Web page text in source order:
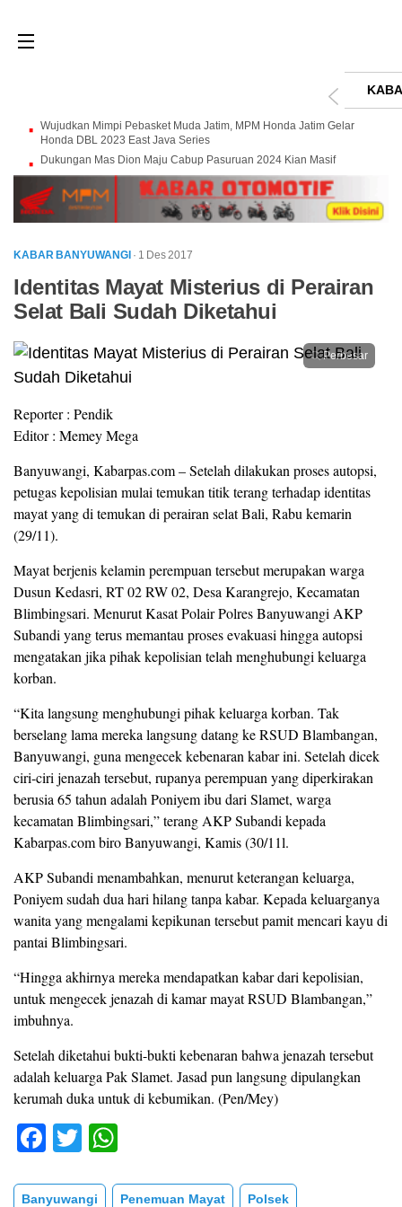
Wujudkan Mimpi Pebasket Muda Jatim, MPM Honda Jatim Gelar
Honda DBL 2023 East Java Series
Dukungan Mas Dion Maju Cabup Pasuruan 2024 Kian Masif
KABAR BANYUWANGI · 1 Des 2017
Identitas Mayat Misterius di Perairan
Selat Bali Sudah Diketahui
Perbesar
Reporter : Pendik
Editor : Memey Mega
Banyuwangi, Kabarpas.com – Setelah dilakukan proses autopsi,
petugas kepolisian mulai temukan titik terang terhadap identitas
mayat yang di temukan di perairan selat Bali, Rabu kemarin
(29/11).
Mayat berjenis kelamin perempuan tersebut merupakan warga
Dusun Kedasri, RT 02 RW 02, Desa Karangrejo, Kecamatan
Blimbingsari. Menurut Kasat Polair Polres Banyuwangi AKP
Subandi yang terus memantau proses evakuasi hingga autopsi
mengatakan jika pihak kepolisian telah menghubungi keluarga
korban.
“Kita langsung menghubungi pihak keluarga korban. Tak
berselang lama mereka langsung datang ke RSUD Blambangan,
Banyuwangi, guna mengecek kebenaran kabar ini. Setelah dicek
ciri-ciri jenazah tersebut, rupanya perempuan yang diperkirakan
berusia 65 tahun adalah Poniyem ibu dari Slamet, warga
kecamatan Blimbingsari,” terang AKP Subandi kepada
Kabarpas.com biro Banyuwangi, Kamis (30/11l.
AKP Subandi menambahkan, menurut keterangan keluarga,
Poniyem sudah dua hari hilang tanpa kabar. Kepada keluarganya
wanita yang mengalami kepikunan tersebut pamit mencari kayu di
pantai Blimbingsari.
“Hingga akhirnya mereka mendapatkan kabar dari kepolisian,
untuk mengecek jenazah di kamar mayat RSUD Blambangan,”
imbuhnya.
Setelah diketahui bukti-bukti kebenaran bahwa jenazah tersebut
adalah keluarga Pak Slamet. Jasad pun langsung dipulangkan
kerumah duka untuk di kebumikan. (Pen/Mey)
F
c
T
tt
at
Banyuwangi Penemuan Mayat Polsek